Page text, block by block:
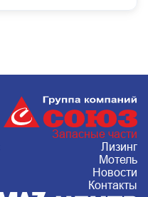
Запасные части
Лизинг
Мотель
Новости
Контакты